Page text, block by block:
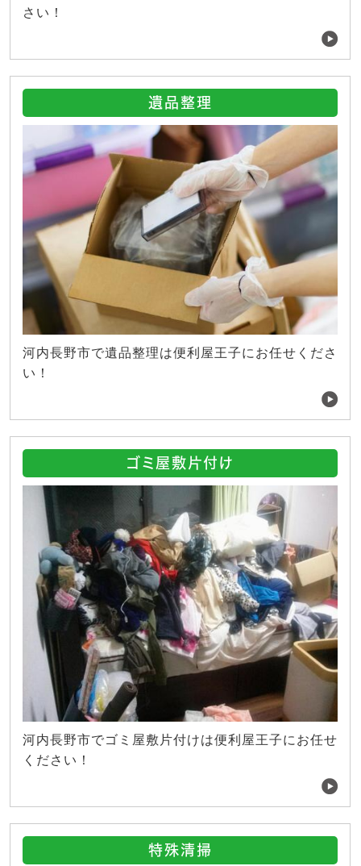
さい！
遺品整理
河内長野市で遺品整理は便利屋王子にお任せくださ
い！
ゴミ屋敷片付け
河内長野市でゴミ屋敷片付けは便利屋王子にお任せ
ください！
特殊清掃